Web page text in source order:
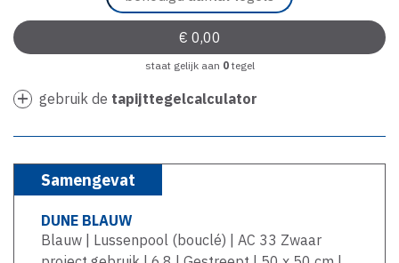
staat gelijk aan 0tegel
gebruik de tapijttegelcalculator
Samengevat
DUNE BLAUW
Blauw | Lussenpool (bouclé) | AC 33 Zwaar